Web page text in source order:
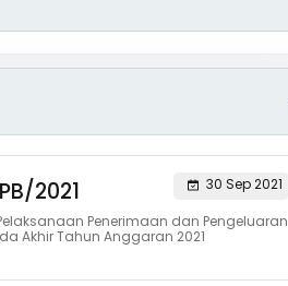
2021
30 Sep 2021
Penerimaan dan Pengeluaran
Akhir Tahun Anggaran 2021